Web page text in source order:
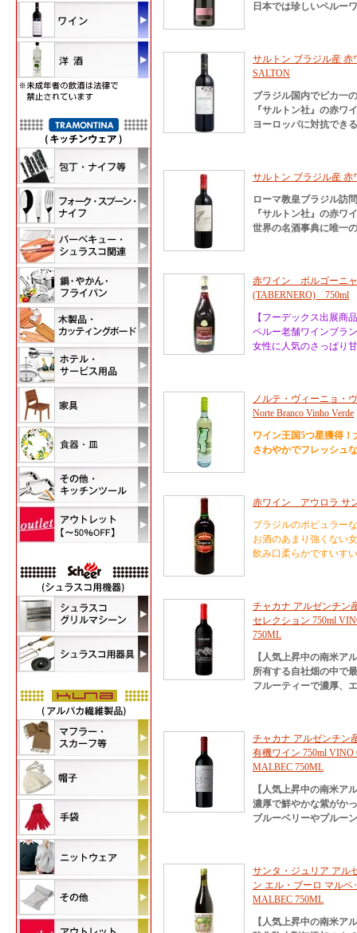
日本では珍しいペルー
サルトン ブラジル産
SALTON
ブラジル国内でピカ一
『サルトン社』の赤ワ
ヨーロッパに対抗でき
サルトン ブラジル産
ローマ教皇ブラジル訪
『サルトン社』の赤ワ
世界の名酒事典に唯一
赤ワイン ボルゴーニ
(TABERNERO) 750ml
【フーデックス出展商
ペルー老舗ワインブラ
女性に人気のさっぱり
ノルテ・ヴィーニョ・
Norte Branco Vinho Verde
ワイン王国5つ星獲得
さわやかでフレッシュ
赤ワイン アウロラ サ
ブラジルのポピュラー
お酒のあまり強くない
飲み口柔らかですいす
チャカナ アルゼンチン
セレクション 750ml
750ML
【人気上昇中の南米ア
所有する自社畑の中で
フルーティーで濃厚、
チャカナ アルゼンチン
有機ワイン 750ml
MALBEC 750ML
【人気上昇中の南米ア
濃厚で鮮やかな紫がか
ブルーベリーやプルー
サンタ・ジュリア アル
ン エル・ブーロ マルベ
MALBEC 750ML
【人気上昇中の南米ア